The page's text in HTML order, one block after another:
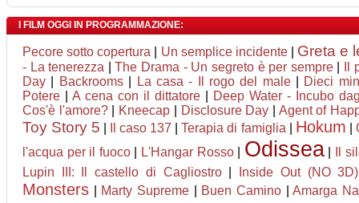
I FILM OGGI IN PROGRAMMAZIONE:
Pecore sotto copertura Un semplice incidente| Greta e
- La tenerezza |The Drama - Un segreto è per sempre|
Il
Day
Backrooms| La casa - Il rogo del male| Dieci
Potere
A cena con il dittatore
Deep Water - Incubo
Cos'è l'amore?| Kneecap Disclosure Day Agent of
Toy Story 5 Il caso 137 |Terapia di famiglia Hokum
l'acqua per il fuoco| L'Hangar Rosso| Odissea|
Il
Lupin III: Il castello di Cagliostro| Inside Out (NO 3D)
Monsters Marty Supreme| Buen Camino|Amarga